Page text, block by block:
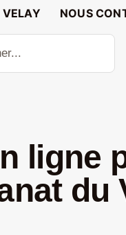
VELAY
NOUS
ligne
du